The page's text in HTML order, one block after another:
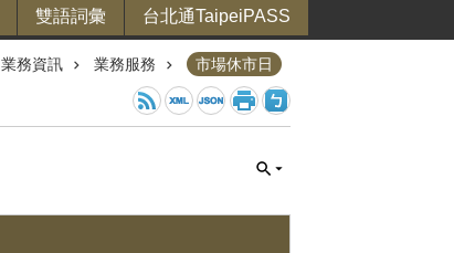
雙語詞彙 台北通TaipeiPASS
業務資訊 業務服務 市場休市日